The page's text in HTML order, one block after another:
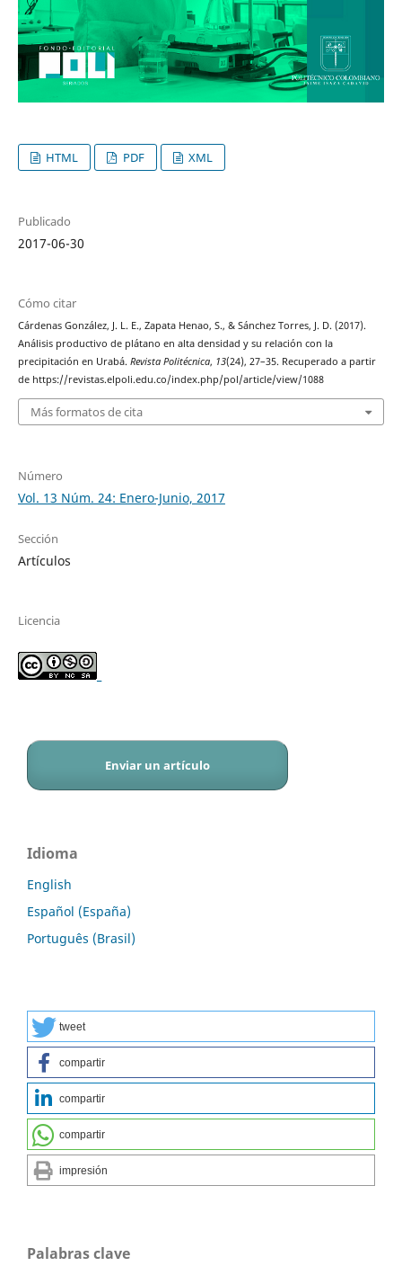
HTML PDF XML
Publicado
2017-06-30
Cómo citar
Cárdenas González, J. L. E., Zapata Henao, S., & Sánchez Torres, J. D. (2017).
Análisis productivo de plátano en alta densidad y su relación con la
precipitación en Urabá. Revista Politécnica, 13(24), 27–35. Recuperado a partir
de https://revistas.elpoli.edu.co/index.php/pol/article/view/1088
Más formatos de cita
Número
Vol. 13 Núm. 24: Enero-Junio, 2017
Sección
Artículos
Licencia
_
Enviar un artículo
Idioma
English
Español (España)
Português (Brasil)
tweet
compartir
compartir
compartir
impresión
Palabras clave